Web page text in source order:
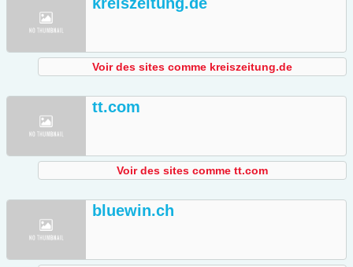
Voir des sites comme kreiszeitung.de
tt.com
Voir des sites comme tt.com
bluewin.ch